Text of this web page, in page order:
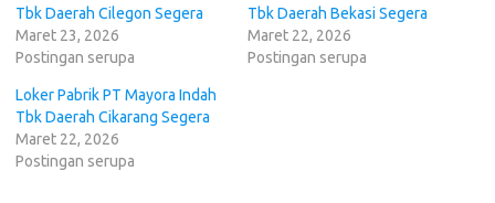
Tbk Daerah Cilegon Segera
Maret 23, 2026
Postingan serupa
Tbk Daerah Bekasi Segera
Maret 22, 2026
Postingan serupa
Loker Pabrik PT Mayora Indah
Tbk Daerah Cikarang Segera
Maret 22, 2026
Postingan serupa